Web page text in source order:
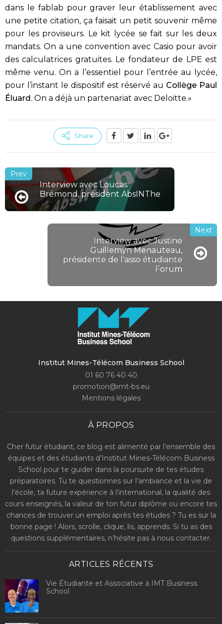
dans le fablab pour graver leur établissement avec
une petite citation, ça faisait un petit souvenir même
pour les proviseurs. Le kit lycée se fait sur les deux
mandats. On a une convention avec Casio pour avoir
des calculatrices gratuites. Le fondateur de LPE est
même venu. On a l’essentiel pour l’entrée au lycée,
pour l’instant le dispositif est réservéau Collège Paul
Éluard. On a déjà un partenariat avec Deloitte.»
Share
Interview avec Loucas
Brémond, président AbsINThe
Interview avec Justine
Guillemyn Menauteau,
présidente de l'asso étudiante
Forum
Institut Mines-Télécom Business School
01 60 76 40 40
promotion@imt-bs.eu
Mentions légales
À PROPOS
Cher futur étudiant, ce blog est alimenté par l’ensemble des
équipes et des étudiants d’Institut Mines-Télécom Business
School pour te guider dans la poursuite de tes études
préparatoires. Tu te questionnes sur l’ambiance et la vie de
l’école, ta future expérience à l’international, la qualité des
cours enseignés, la valeur de ton futur diplôme ou encore tes
chances de trouver un emploi après tes études ? Tu es sur la
bonne page ! Alors, scrolle, clique, lis, apprends. Si tu as des
questions supplémentaires, n’hésite pas à nous contacter.
ARTICLES RÉCENTS
Vie Étudiante et Associative à IMT Business
School